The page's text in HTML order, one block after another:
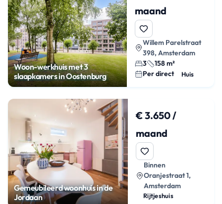
Woon-werkhuis met 3
slaapkamers in Oostenburg
maand
Willem Parelstraat
398, Amsterdam
3
158 m²
Per direct
Huis
Gemeubileerd woonhuis in de
Jordaan
€ 3.650 /
maand
Binnen
Oranjestraat 1,
Amsterdam
Rijtjeshuis